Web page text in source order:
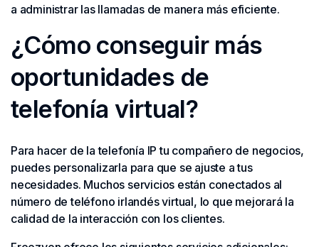
a administrar las llamadas de manera más eficiente.
¿Cómo conseguir más
oportunidades de
telefonía virtual?
Para hacer de la telefonía IP tu compañero de negocios,
puedes personalizarla para que se ajuste a tus
necesidades. Muchos servicios están conectados al
número de teléfono irlandés virtual, lo que mejorará la
calidad de la interacción con los clientes.